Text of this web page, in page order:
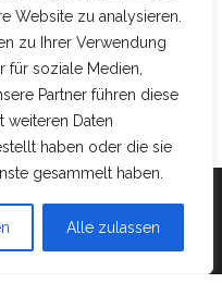
Website zu analysieren.
zu Ihrer Verwendung
für soziale Medien,
Partner führen diese
weiteren Daten
haben oder die sie
gesammelt haben.
Alle zulassen
|Theme:Head